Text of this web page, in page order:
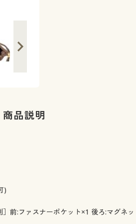
商品説明
)
前:ファスナーポケット×1 後ろ:マグネ